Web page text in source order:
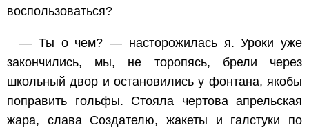
воспользоваться?
— Ты о чем? — насторожилась я. Уроки уже
закончились, мы, не торопясь, брели через
школьный двор и остановились у фонтана, якобы
поправить гольфы. Стояла чертова апрельская
жара, слава Создателю, жакеты и галстуки по